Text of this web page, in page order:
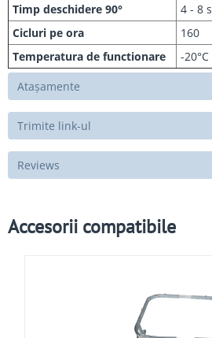
Timp deschidere 90°
4 - 8
Cicluri pe ora
160
Temperatura de functionare
-
Atașamente
Trimite link-ul
Reviews
Accesorii compatibile